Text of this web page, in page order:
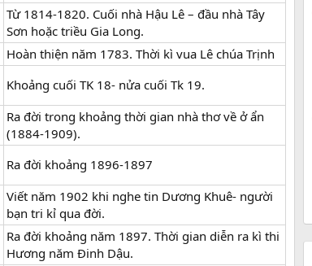
Từ 1814-1820. Cuối nhà Hậu Lê – đầu nhà Tây
Sơn hoặc triều Gia Long.
Hoàn thiện năm 1783. Thời kì vua Lê chúa Trịnh
Khoảng cuối TK 18- nửa cuối Tk 19.
Ra đời trong khoảng thời gian nhà thơ về ở ẩn
(1884-1909).
Ra đời khoảng 1896-1897
Viết năm 1902 khi nghe tin Dương Khuê- người
bạn tri kỉ qua đời.
Ra đời khoảng năm 1897. Thời gian diễn ra kì thi
Hương năm Đinh Dậu.